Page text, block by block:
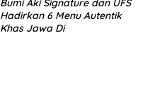
Hadirkan 6 Menu Autentik
Khas Jawa Di